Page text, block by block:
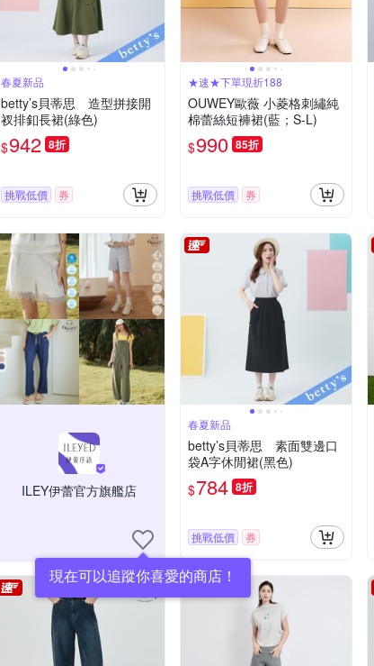
春夏新品
betty’s貝蒂思 造型拼接開
衩排釦長裙(綠色)
$942 8折
挑戰低價 券
★速★下單現折188
OUWEY歐薇 小菱格刺繡純
棉蕾絲短褲裙(藍；S-L)
$990 85折
挑戰低價 券
ILEY伊蕾官方旗艦店
現在可以追蹤你喜愛的商店！
春夏新品
betty’s貝蒂思 素面雙邊口
袋A字休閒裙(黑色)
$784 8折
挑戰低價 券